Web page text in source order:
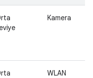
Kamera
WLAN